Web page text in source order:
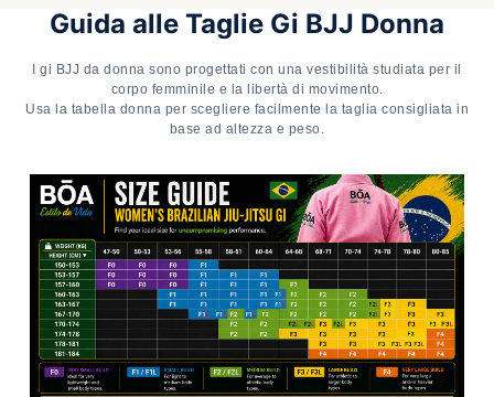
Guida alle Taglie Gi BJJ Donna
I gi BJJ da donna sono progettati con una vestibilità studiata per il
corpo femminile e la libertà di movimento.
Usa la tabella donna per scegliere facilmente la taglia consigliata in
base ad altezza e peso.